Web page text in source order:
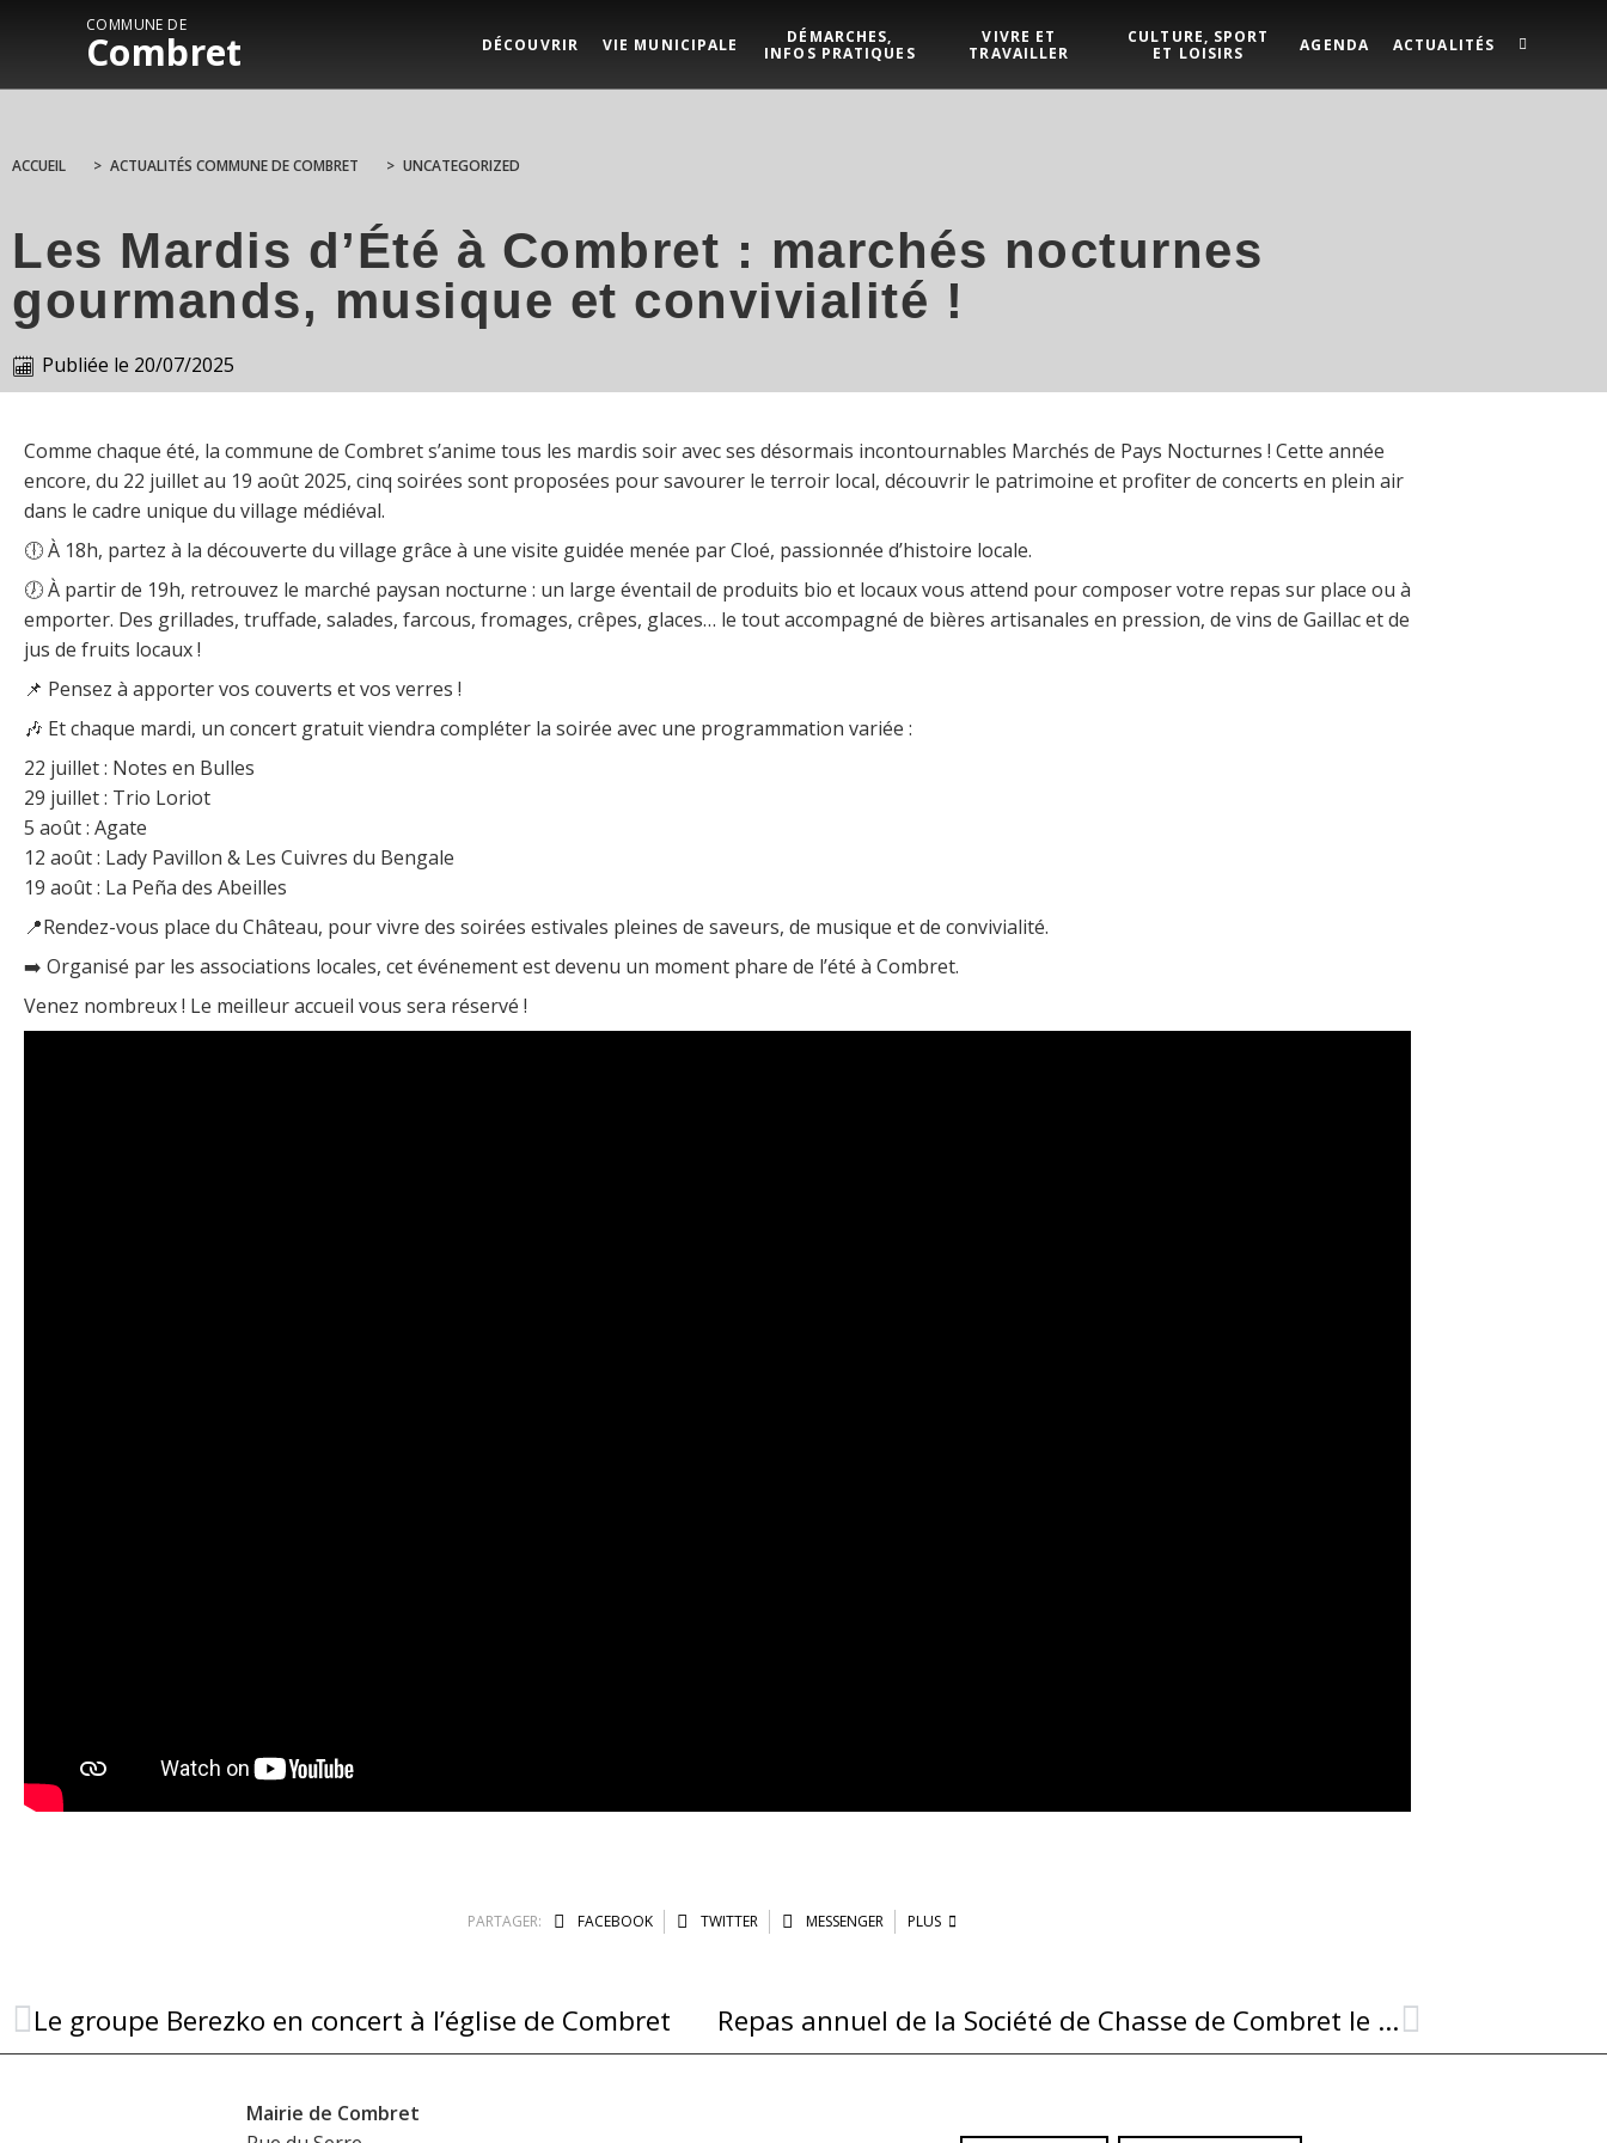
COMMUNE DE
Combret DÉCOUVRIR VIE MUNICIPALE
DÉMARCHES,
INFOS PRATIQUES
VIVRE ET
TRAVAILLER
CULTURE, SPORT
ET LOISIRS
AGENDA ACTUALITÉS
ACCUEIL > ACTUALITÉS COMMUNE DE COMBRET > UNCATEGORIZED
Les Mardis d’Été à Combret : marchés nocturnes
gourmands, musique et convivialité !
Publiée le 20/07/2025
Comme chaque été, la commune de Combret s’anime tous les mardis soir avec ses désormais incontournables Marchés de Pays Nocturnes ! Cette année
encore, du 22 juillet au 19 août 2025, cinq soirées sont proposées pour savourer le terroir local, découvrir le patrimoine et profiter de concerts en plein air
dans le cadre unique du village médiéval.
🕕 À 18h, partez à la découverte du village grâce à une visite guidée menée par Cloé, passionnée d’histoire locale.
🕖 À partir de 19h, retrouvez le marché paysan nocturne : un large éventail de produits bio et locaux vous attend pour composer votre repas sur place ou à
emporter. Des grillades, truffade, salades, farcous, fromages, crêpes, glaces… le tout accompagné de bières artisanales en pression, de vins de Gaillac et de
jus de fruits locaux !
📌 Pensez à apporter vos couverts et vos verres !
🎶 Et chaque mardi, un concert gratuit viendra compléter la soirée avec une programmation variée :
22 juillet : Notes en Bulles
29 juillet : Trio Loriot
5 août : Agate
12 août : Lady Pavillon & Les Cuivres du Bengale
19 août : La Peña des Abeilles
📍Rendez-vous place du Château, pour vivre des soirées estivales pleines de saveurs, de musique et de convivialité.
➡️ Organisé par les associations locales, cet événement est devenu un moment phare de l’été à Combret.
Venez nombreux ! Le meilleur accueil vous sera réservé !
PARTAGER: FACEBOOK TWITTER MESSENGER PLUS
Le groupe Berezko en concert à l’église de Combret Repas annuel de la Société de Chasse de Combret le 25 juillet
Mairie de Combret